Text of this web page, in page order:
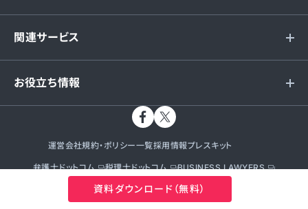
関連サービス
お役立ち情報
運営会社規約・ポリシー一覧採用情報プレスキット
弁護士ドットコム 税理士ドットコム
BUSINESS LAWYERS
相続弁護士 ドットコム
企業法務弁護士 ドットコム
資料ダウンロード（無料）